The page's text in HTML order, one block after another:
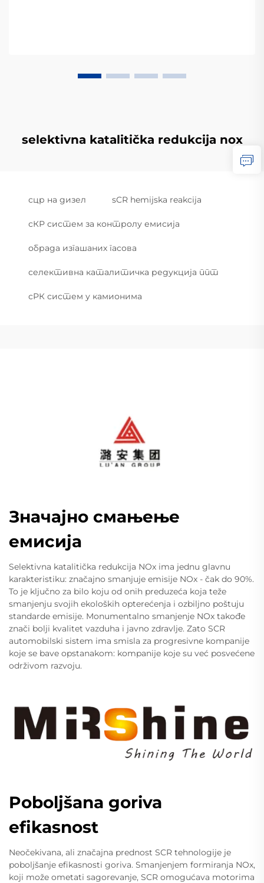
selektivna katalitička redukcija nox
сцр на дизел sCR hemijska reakcija
сКР систем за контролу емисија
обрада изгашаних гасова
селективна каталитичка редукција ппт
сРК систем у камионима
Значајно смањење
емисија
Selektivna katalitička redukcija NOx ima jednu glavnu
karakteristiku: značajno smanjuje emisije NOx - čak do 90%.
To je ključno za bilo koju od onih preduzeća koja teže
smanjenju svojih ekoloških opterećenja i ozbiljno poštuju
standarde emisije. Monumentalno smanjenje NOx takođe
znači bolji kvalitet vazduha i javno zdravlje. Zato SCR
automobilski sistem ima smisla za progresivne kompanije
koje se bave opstanakom: kompanije koje su već posvećene
održivom razvoju.
Poboljšana goriva
efikasnost
Neočekivana, ali značajna prednost SCR tehnologije je
poboljšanje efikasnosti goriva. Smanjenjem formiranja NOx,
koji može ometati sagorevanje, SCR omogućava motorima